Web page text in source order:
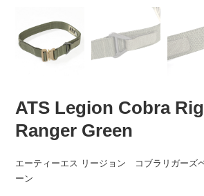
ATS Legion Cobra
Ranger Green
エーティーエス リージョン コブラリガーズ
ーン